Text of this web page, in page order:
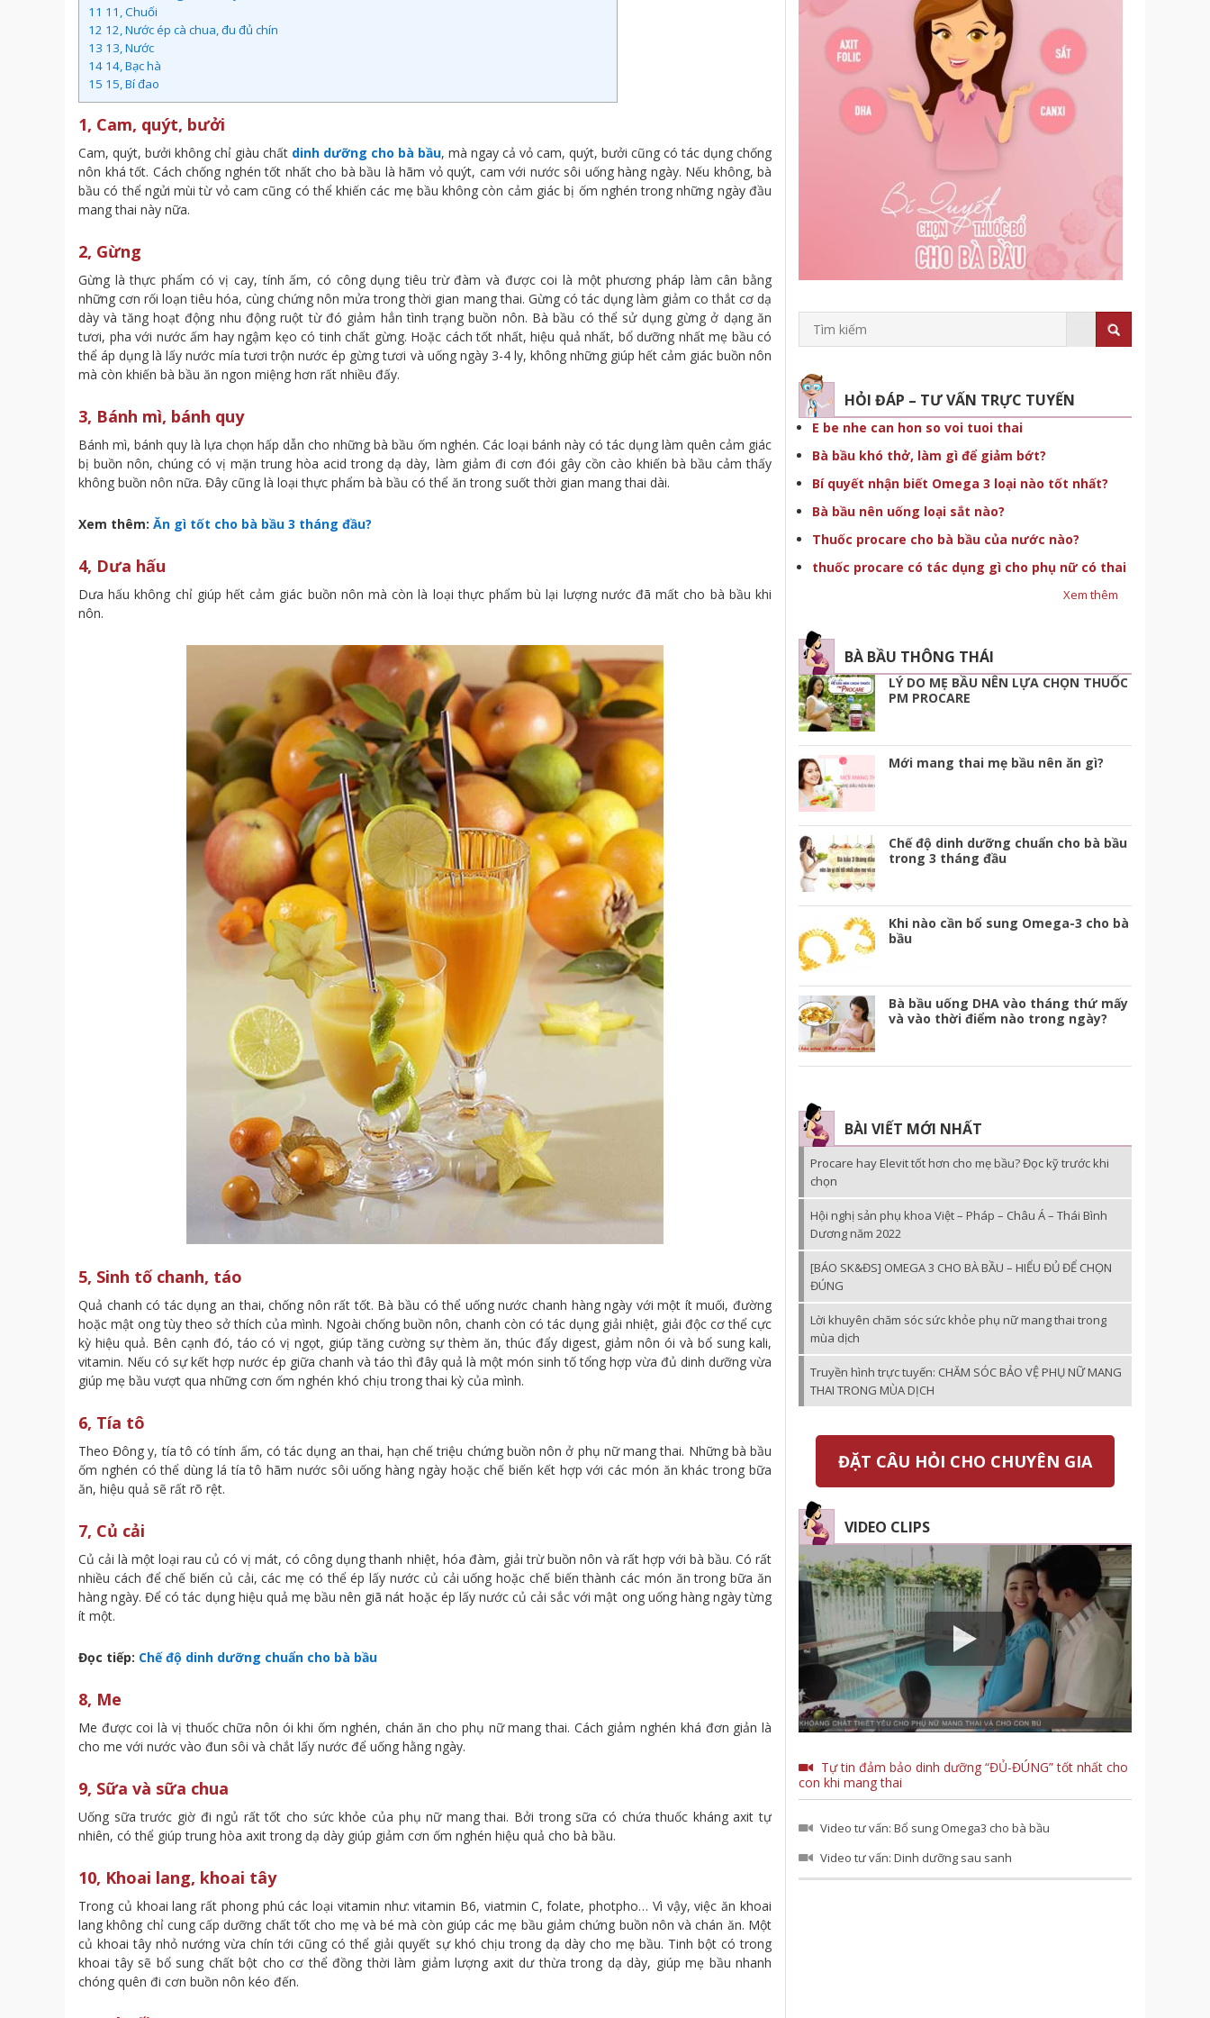
11 11, Chuối
12 12, Nước ép cà chua, đu đủ chín
13 13, Nước
14 14, Bạc hà
15 15, Bí đao
1, Cam, quýt, bưởi
Cam, quýt, bưởi không chỉ giàu chất dinh dưỡng cho bà bầu, mà ngay cả vỏ cam, quýt, bưởi cũng có tác dụng chống
nôn khá tốt. Cách chống nghén tốt nhất cho bà bầu là hãm vỏ quýt, cam với nước sôi uống hàng ngày. Nếu không, bà
bầu có thể ngửi mùi từ vỏ cam cũng có thể khiến các mẹ bầu không còn cảm giác bị ốm nghén trong những ngày đầu
mang thai này nữa.
2, Gừng
Gừng là thực phẩm có vị cay, tính ấm, có công dụng tiêu trừ đàm và được coi là một phương pháp làm cân bằng
những cơn rối loạn tiêu hóa, cùng chứng nôn mửa trong thời gian mang thai. Gừng có tác dụng làm giảm co thắt cơ dạ
dày và tăng hoạt động nhu động ruột từ đó giảm hẳn tình trạng buồn nôn. Bà bầu có thể sử dụng gừng ở dạng ăn
tươi, pha với nước ấm hay ngậm kẹo có tinh chất gừng. Hoặc cách tốt nhất, hiệu quả nhất, bổ dưỡng nhất mẹ bầu có
thể áp dụng là lấy nước mía tươi trộn nước ép gừng tươi và uống ngày 3-4 ly, không những giúp hết cảm giác buồn nôn
mà còn khiến bà bầu ăn ngon miệng hơn rất nhiều đấy.
3, Bánh mì, bánh quy
Bánh mì, bánh quy là lựa chọn hấp dẫn cho những bà bầu ốm nghén. Các loại bánh này có tác dụng làm quên cảm giác
bị buồn nôn, chúng có vị mặn trung hòa acid trong dạ dày, làm giảm đi cơn đói gây cồn cào khiến bà bầu cảm thấy
không buồn nôn nữa. Đây cũng là loại thực phẩm bà bầu có thể ăn trong suốt thời gian mang thai dài.
Xem thêm: Ăn gì tốt cho bà bầu 3 tháng đầu?
4, Dưa hấu
Dưa hấu không chỉ giúp hết cảm giác buồn nôn mà còn là loại thực phẩm bù lại lượng nước đã mất cho bà bầu khi
nôn.
5, Sinh tố chanh, táo
Quả chanh có tác dụng an thai, chống nôn rất tốt. Bà bầu có thể uống nước chanh hàng ngày với một ít muối, đường
hoặc mật ong tùy theo sở thích của mình. Ngoài chống buồn nôn, chanh còn có tác dụng giải nhiệt, giải độc cơ thể cực
kỳ hiệu quả. Bên cạnh đó, táo có vị ngọt, giúp tăng cường sự thèm ăn, thúc đẩy digest, giảm nôn ói và bổ sung kali,
vitamin. Nếu có sự kết hợp nước ép giữa chanh và táo thì đây quả là một món sinh tố tổng hợp vừa đủ dinh dưỡng vừa
giúp mẹ bầu vượt qua những cơn ốm nghén khó chịu trong thai kỳ của mình.
6, Tía tô
Theo Đông y, tía tô có tính ấm, có tác dụng an thai, hạn chế triệu chứng buồn nôn ở phụ nữ mang thai. Những bà bầu
ốm nghén có thể dùng lá tía tô hãm nước sôi uống hàng ngày hoặc chế biến kết hợp với các món ăn khác trong bữa
ăn, hiệu quả sẽ rất rõ rệt.
7, Củ cải
Củ cải là một loại rau củ có vị mát, có công dụng thanh nhiệt, hóa đàm, giải trừ buồn nôn và rất hợp với bà bầu. Có rất
nhiều cách để chế biến củ cải, các mẹ có thể ép lấy nước củ cải uống hoặc chế biến thành các món ăn trong bữa ăn
hàng ngày. Để có tác dụng hiệu quả mẹ bầu nên giã nát hoặc ép lấy nước củ cải sắc với mật ong uống hàng ngày từng
ít một.
Đọc tiếp: Chế độ dinh dưỡng chuẩn cho bà bầu
8, Me
Me được coi là vị thuốc chữa nôn ói khi ốm nghén, chán ăn cho phụ nữ mang thai. Cách giảm nghén khá đơn giản là
cho me với nước vào đun sôi và chắt lấy nước để uống hằng ngày.
9, Sữa và sữa chua
Uống sữa trước giờ đi ngủ rất tốt cho sức khỏe của phụ nữ mang thai. Bởi trong sữa có chứa thuốc kháng axit tự
nhiên, có thể giúp trung hòa axit trong dạ dày giúp giảm cơn ốm nghén hiệu quả cho bà bầu.
10, Khoai lang, khoai tây
Trong củ khoai lang rất phong phú các loại vitamin như: vitamin B6, viatmin C, folate, photpho… Vì vậy, việc ăn khoai
lang không chỉ cung cấp dưỡng chất tốt cho mẹ và bé mà còn giúp các mẹ bầu giảm chứng buồn nôn và chán ăn. Một
củ khoai tây nhỏ nướng vừa chín tới cũng có thể giải quyết sự khó chịu trong dạ dày cho mẹ bầu. Tinh bột có trong
khoai tây sẽ bổ sung chất bột cho cơ thể đồng thời làm giảm lượng axit dư thừa trong dạ dày, giúp mẹ bầu nhanh
chóng quên đi cơn buồn nôn kéo đến.
HỎI ĐÁP – TƯ VẤN TRỰC TUYẾN
E be nhe can hon so voi tuoi thai
Bà bầu khó thở, làm gì để giảm bớt?
Bí quyết nhận biết Omega 3 loại nào tốt nhất?
Bà bầu nên uống loại sắt nào?
Thuốc procare cho bà bầu của nước nào?
thuốc procare có tác dụng gì cho phụ nữ có thai
Xem thêm
BÀ BẦU THÔNG THÁI
LÝ DO MẸ BẦU NÊN LỰA CHỌN THUỐC
PM PROCARE
Mới mang thai mẹ bầu nên ăn gì?
Chế độ dinh dưỡng chuẩn cho bà bầu
trong 3 tháng đầu
Khi nào cần bổ sung Omega-3 cho bà
bầu
Bà bầu uống DHA vào tháng thứ mấy
và vào thời điểm nào trong ngày?
BÀI VIẾT MỚI NHẤT
Procare hay Elevit tốt hơn cho mẹ bầu? Đọc kỹ trước khi
chọn
Hội nghị sản phụ khoa Việt – Pháp – Châu Á – Thái Bình
Dương năm 2022
[BÁO SK&ĐS] OMEGA 3 CHO BÀ BẦU – HIỂU ĐỦ ĐỂ CHỌN
ĐÚNG
Lời khuyên chăm sóc sức khỏe phụ nữ mang thai trong
mùa dịch
Truyền hình trực tuyến: CHĂM SÓC BẢO VỆ PHỤ NỮ MANG
THAI TRONG MÙA DỊCH
ĐẶT CÂU HỎI CHO CHUYÊN GIA
VIDEO CLIPS
Tự tin đảm bảo dinh dưỡng “ĐỦ-ĐÚNG” tốt nhất cho
con khi mang thai
Video tư vấn: Bổ sung Omega3 cho bà bầu
Video tư vấn: Dinh dưỡng sau sanh